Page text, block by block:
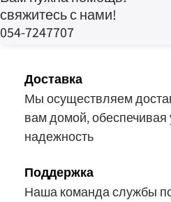
товара.
свяжитесь с нами!
054-7247707
Доставка
Мы осуществляем
вам домой, обеспечивая
надежность
Поддержка
Наша команда службы